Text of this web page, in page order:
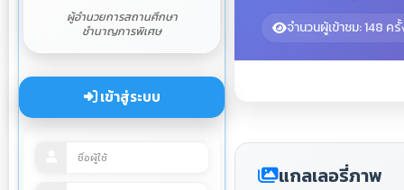
ผู้อำนวยการสถานศึกษา
ชำนาญการพิเศษ
เข้าสู่ระบบ
จำนวนผู้เข้าชม: 148 ค
แกลเลอรี่ภาพ